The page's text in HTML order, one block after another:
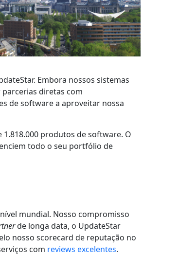
Embora nossos sistemas
diretas com
de software a aproveitar nossa
produtos de software. O
todo o seu portfólio de
mundial. Nosso compromisso
de longa data, o UpdateStar
nosso scorecard de reputação no
com reviews excelentes.